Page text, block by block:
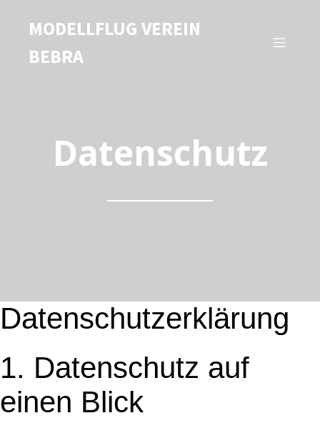
MODELLFLUG VEREIN
BEBRA
Datenschutz
Datenschutzerklärung
1. Datenschutz auf
einen Blick